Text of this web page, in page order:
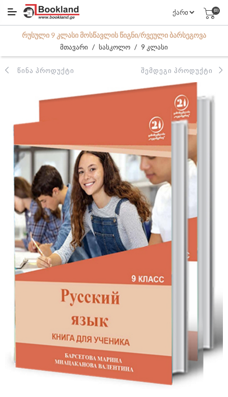
(0)
ᲠᲣᲡᲣᲚᲘ 9 ᲙᲚᲐᲡᲘ ᲛᲝᲡᲬᲐᲕᲚᲘᲡ ᲬᲘᲒᲜᲘ/ᲠᲕᲔᲣᲚᲘ ᲑᲐᲠᲡᲔᲒᲝᲕᲐ
მთავარი / სასკოლო / 9 კლასი
ᲬᲘᲜᲐ ᲞᲠᲝᲓᲣᲥᲢᲘ ᲨᲔᲛᲓᲔᲒᲘ ᲞᲠᲝᲓᲣᲥᲢᲘ